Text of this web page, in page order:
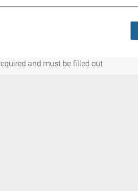
and must be filled out